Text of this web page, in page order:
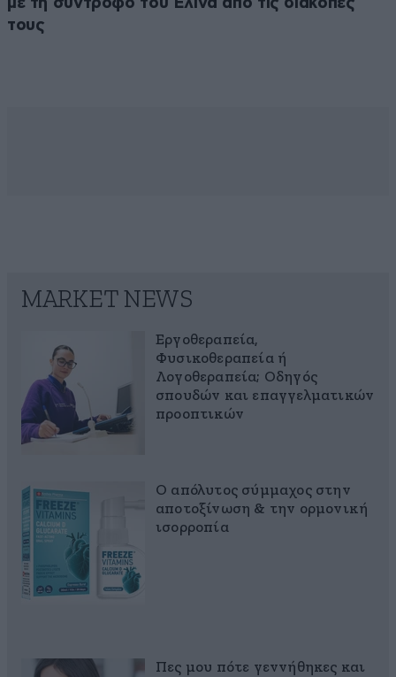
με τη σύντροφό του Ελίνα από τις διακοπές
τους
MARKET NEWS
Εργοθεραπεία,
Φυσικοθεραπεία ή
Λογοθεραπεία; Οδηγός
σπουδών και επαγγελματικών
προοπτικών
Ο απόλυτος σύμμαχος στην
αποτοξίνωση & την ορμονική
ισορροπία
Πες μου πότε γεννήθηκες και